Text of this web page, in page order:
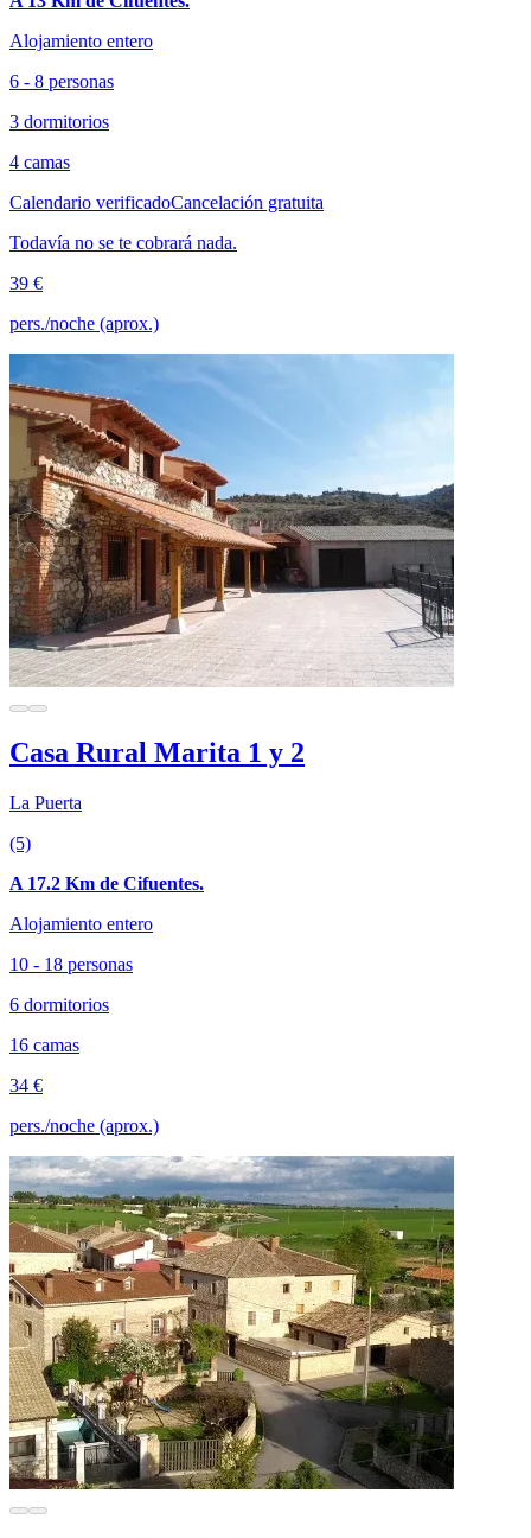
Alojamiento entero
6 - 8 personas
3 dormitorios
4 camas
Calendario verificadoCancelación gratuita
Todavía no se te cobrará nada.
39 €
pers./noche (aprox.)
Casa Rural Marita 1 y 2
La Puerta
(5)
A 17.2 Km de Cifuentes.
Alojamiento entero
10 - 18 personas
6 dormitorios
16 camas
34 €
pers./noche (aprox.)